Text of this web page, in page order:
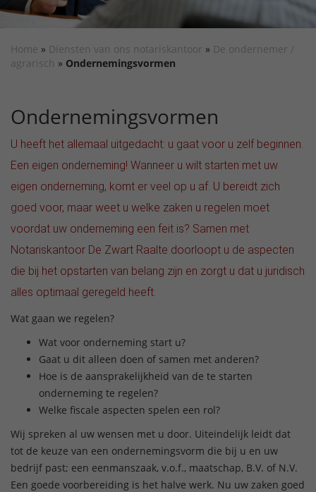
Home » Diensten van ons notariskantoor » De ondernemer /
agrarisch » Ondernemingsvormen
Ondernemingsvormen
U heeft het allemaal uitgedacht: u gaat voor u zelf beginnen.
Een eigen onderneming! Wanneer u wilt starten met uw
eigen onderneming, komt er veel op u af. U bereidt zich
goed voor, maar weet u welke zaken u regelen moet
voordat uw onderneming een feit is? Samen met
Notariskantoor De Zwart Raalte doorloopt u de aspecten
die bij het opstarten van belang zijn en zorgt u dat u juridisch
alles optimaal geregeld heeft.
Wat gaan we regelen?
Wat voor onderneming start u?
Gaat u dit alleen doen of samen met anderen?
Hoe is de aansprakelijkheid van de te starten
onderneming te regelen?
Welke fiscale aspecten spelen een rol?
Wij spreken al uw wensen met u door. Uiteindelijk leidt dat
tot de keuze van een ondernemingsvorm die bij u en uw
bedrijf past; een eenmanszaak, v.o.f., maatschap, B.V. of N.V.
Een goede voorbereiding is het halve werk. Nu uw zaken goed